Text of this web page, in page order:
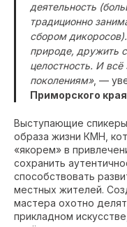
деятельность
традиционно
сбором
природе, дружить
целостность. И
поколениям», —
Приморского
Выступающие
образа жизни КМН,
«якорем» в
сохранить
способствовать
местных жителей.
мастера охотно
прикладном